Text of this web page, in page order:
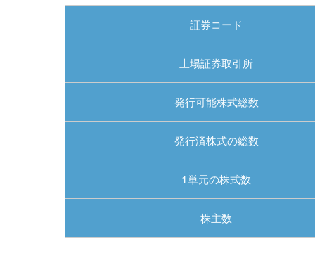
証券コード
上場証券取引所
発行可能株式総数
発行済株式の総数
1単元の株式数
株主数